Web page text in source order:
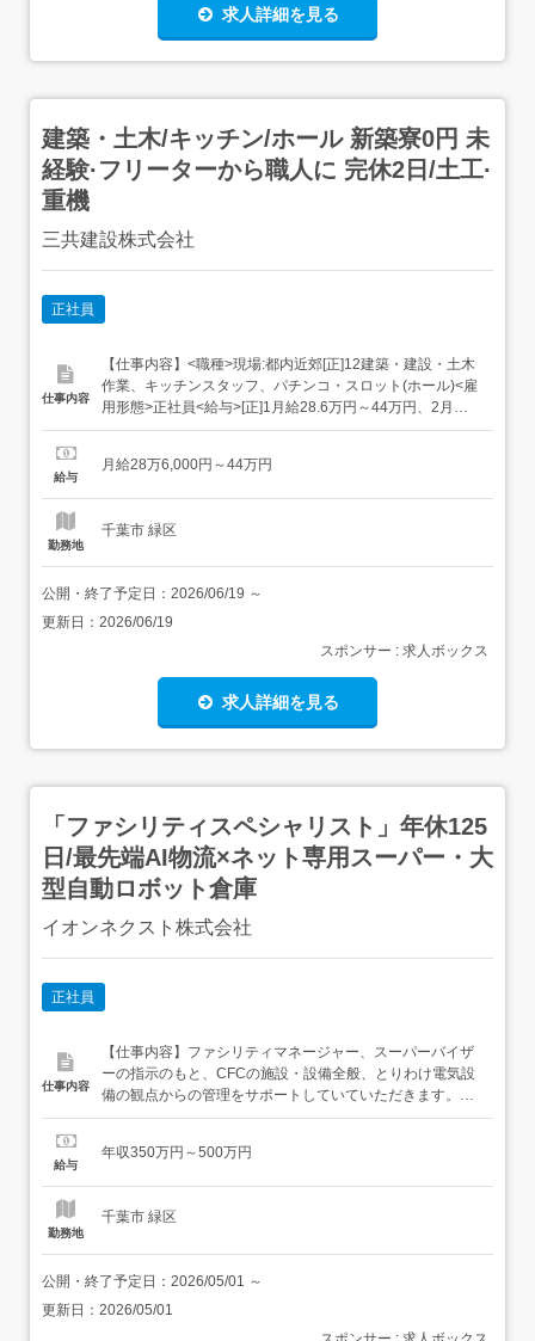
求人詳細を見る
建築・土木/キッチン/ホール 新築寮0円 未
経験·フリーターから職人に 完休2日/土工·
重機
三共建設株式会社
正社員
仕事内容
【仕事内容】<職種>現場:都内近郊[正]12建築・建設・土木
作業、キッチンスタッフ、パチンコ・スロット(ホール)<雇
用形態>正社員<給与>[正]1月給28.6万円～44万円、2月給
30.8万円～44万円1<土工>月給28万6000円～44万円+時間
相談 普通免許をお持ちでない方は月給26万4000円～ 休
給与
月給28万6,000円～44万円
勤務地
千葉市 緑区
公開・終了予定日： 2026/06/19 ～
更新日： 2026/06/19
スポンサー : 求人ボックス
求人詳細を見る
「ファシリティスペシャリスト」年休125
日/最先端AI物流×ネット専用スーパー・大
型自動ロボット倉庫
イオンネクスト株式会社
正社員
仕事内容
【仕事内容】ファシリティマネージャー、スーパーバイザ
ーの指示のもと、CFCの施設・設備全般、とりわけ電気設
備の観点からの管理をサポートしていていただきます。ま
た実務に関しては専門業者に依頼予定ですが、場合によっ
す。 業務内容:・施設・設備運用ルールの確立・日常的・定
給与
年収350万円～500万円
勤務地
千葉市 緑区
公開・終了予定日： 2026/05/01 ～
更新日： 2026/05/01